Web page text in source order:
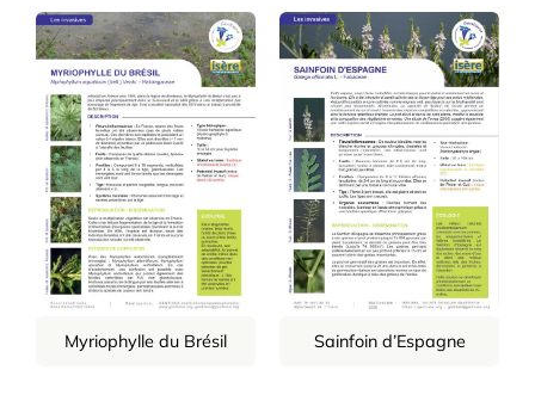
Myriophylle du Brésil Sainfoin d’Espagne